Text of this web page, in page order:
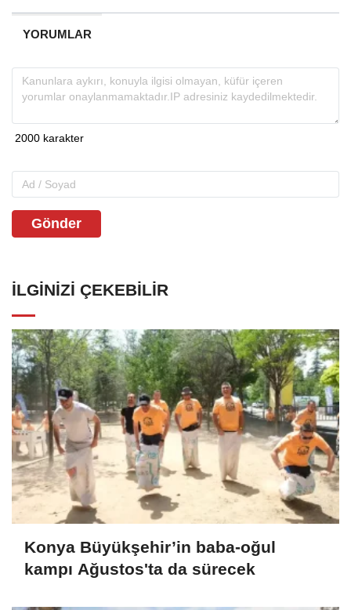
YORUMLAR
Gönder
İLGINIZI ÇEKEBILIR
Konya Büyükşehir’in baba-oğul
kampı Ağustos'ta da sürecek